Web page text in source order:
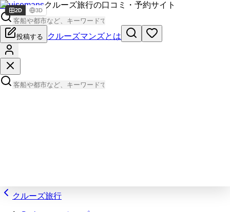
Cruisemansクルーズ旅行の口コミ・予約サイト
投稿する クルーズマンズとは
クルーズ旅行
2D 3D